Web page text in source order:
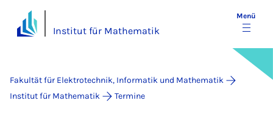
Institut für Mathematik
Menü
Fakultät für Elektrotechnik, Informatik und Mathematik
Institut für Mathematik
Termine